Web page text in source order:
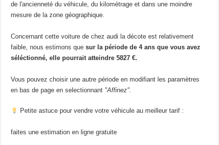
de l'ancienneté du véhicule, du kilométrage et dans une moindre
mesure de la zone géographique.
Concernant cette voiture de chez audi la décote est relativement
faible, nous estimons quesur la période de 4 ans que vous avez
séléctionné, elle pourrait atteindre 5827 €.
Vous pouvez choisir une autre période en modifiant les paramètres
en bas de page en selectionnant "Affinez".
Petite astuce pour vendre votre véhicule au meilleur tarif :
faites une estimation en ligne gratuite